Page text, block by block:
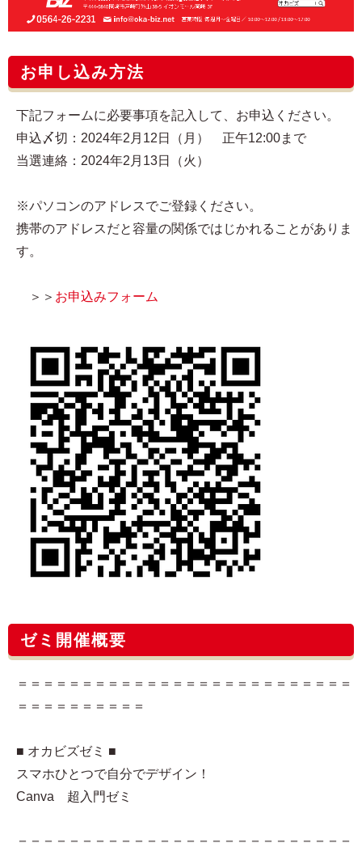
お申し込み方法
下記フォームに必要事項を記入して、お申込ください。
申込〆切：2024年2月12日（月） 正午12:00まで
当選連絡：2024年2月13日（火）
※パソコンのアドレスでご登録ください。
携帯のアドレスだと容量の関係ではじかれることがありま
す。
＞＞ お申込みフォーム
ゼミ開催概要
＝＝＝＝＝＝＝＝＝＝＝＝＝＝＝＝＝＝＝＝＝＝＝＝＝＝
＝＝＝＝＝＝＝＝＝＝
■ オカビズゼミ ■
スマホひとつで自分でデザイン！
Canva 超入門ゼミ